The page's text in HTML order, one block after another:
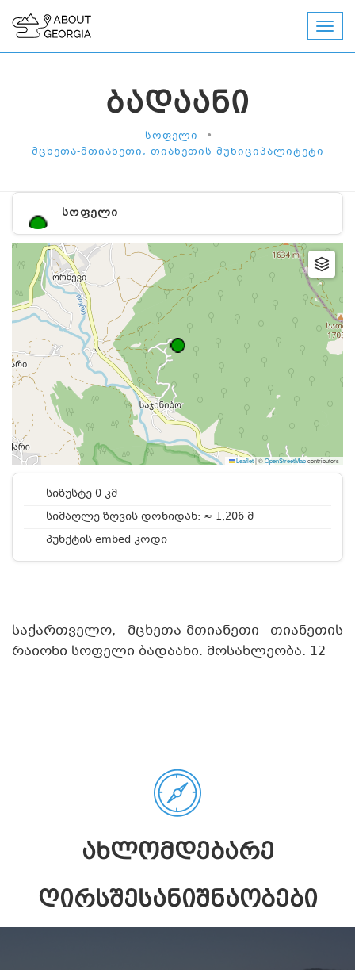
ᲑᲐᲓᲐᲐᲜᲘ
ᲡᲝᲤᲔᲚᲘ •
ᲛᲪᲮᲔᲗᲐ-ᲛᲗᲘᲐᲜᲔᲗᲘ, ᲗᲘᲐᲜᲔᲗᲘᲡ ᲛᲣᲜᲘᲪᲘᲞᲐᲚᲘᲢᲔᲢᲘ
ᲡᲝᲤᲔᲚᲘ
Leaflet|©OpenStreetMapcontributors
სიზუსტე 0 კმ
სიმაღლე ზღვის დონიდან: ≈ 1,206 მ
პუნქტის embed კოდი
საქართველო, მცხეთა-მთიანეთი თიანეთის
რაიონი სოფელი ბადაანი. მოსახლეობა: 12
ᲐᲮᲚᲝᲛᲓᲔᲑᲐᲠᲔ
ᲦᲘᲠᲡᲨᲔᲡᲐᲜᲘᲨᲜᲐᲝᲑᲔᲑᲘ